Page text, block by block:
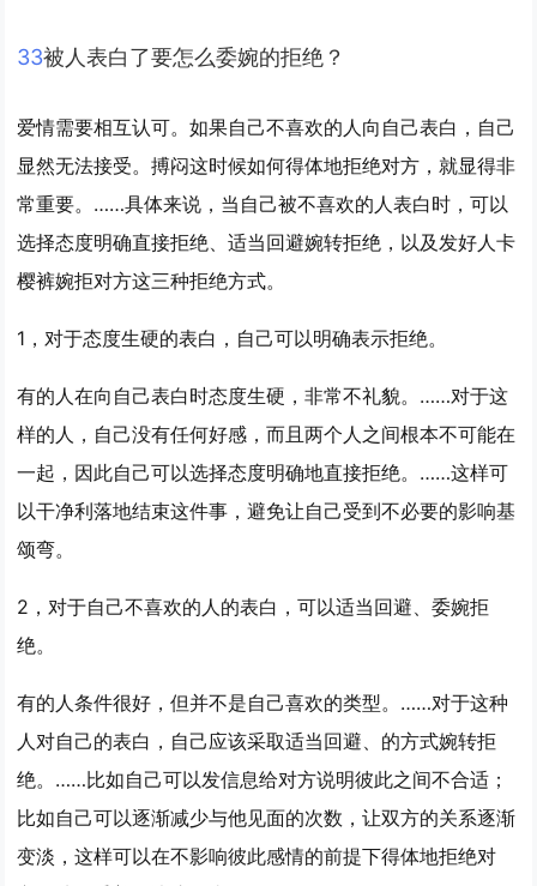
33被人表白了要怎么委婉的拒绝？
爱情需要相互认可。如果自己不喜欢的人向自己表白，自己
显然无法接受。搏闷这时候如何得体地拒绝对方，就显得非
常重要。……具体来说，当自己被不喜欢的人表白时，可以
选择态度明确直接拒绝、适当回避婉转拒绝，以及发好人卡
樱裤婉拒对方这三种拒绝方式。
1，对于态度生硬的表白，自己可以明确表示拒绝。
有的人在向自己表白时态度生硬，非常不礼貌。……对于这
样的人，自己没有任何好感，而且两个人之间根本不可能在
一起，因此自己可以选择态度明确地直接拒绝。……这样可
以干净利落地结束这件事，避免让自己受到不必要的影响基
颂弯。
2，对于自己不喜欢的人的表白，可以适当回避、委婉拒
绝。
有的人条件很好，但并不是自己喜欢的类型。……对于这种
人对自己的表白，自己应该采取适当回避、的方式婉转拒
绝。……比如自己可以发信息给对方说明彼此之间不合适；
比如自己可以逐渐减少与他见面的次数，让双方的关系逐渐
变淡，这样可以在不影响彼此感情的前提下得体地拒绝对